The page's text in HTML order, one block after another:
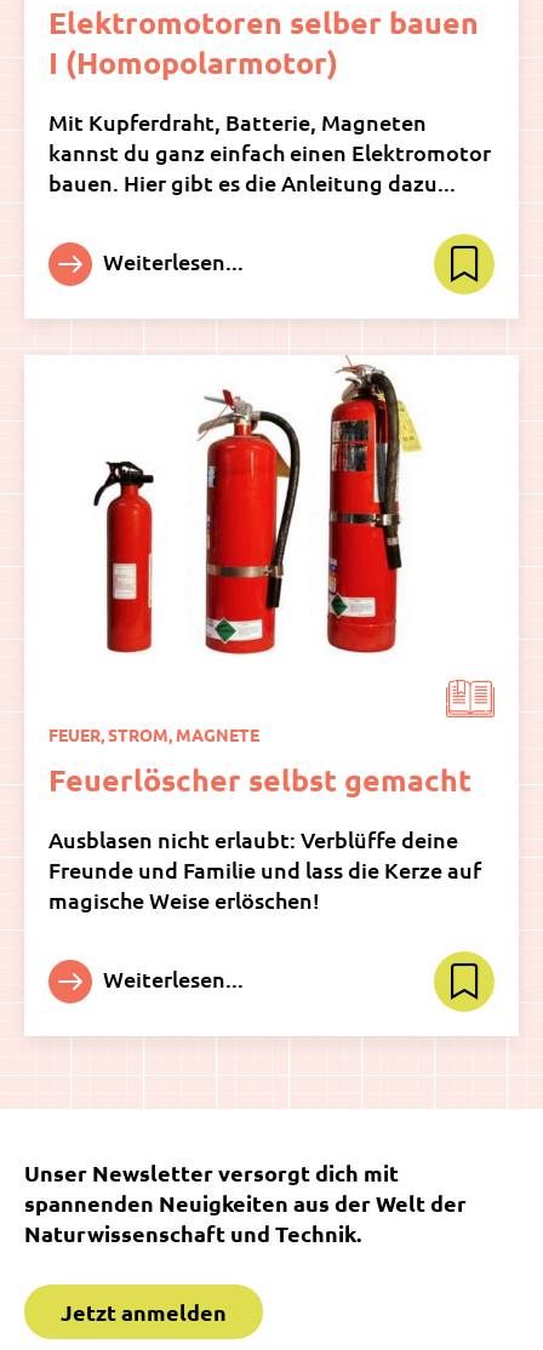
Elektromotoren selber bauen
I (Homopolarmotor)
Mit Kupferdraht, Batterie, Magneten
kannst du ganz einfach einen Elektromotor
bauen. Hier gibt es die Anleitung dazu...
Weiterlesen...
FEUER, STROM, MAGNETE
Feuerlöscher selbst gemacht
Ausblasen nicht erlaubt: Verblüffe deine
Freunde und Familie und lass die Kerze auf
magische Weise erlöschen!
Weiterlesen...
Unser Newsletter versorgt dich mit
spannenden Neuigkeiten aus der Welt der
Naturwissenschaft und Technik.
Jetzt anmelden